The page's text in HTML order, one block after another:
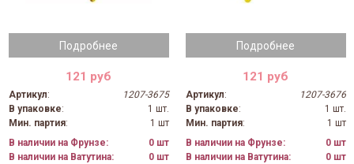
Подробнее
121 руб
Артикул:
1207-3675
В упаковке:
1 шт.
Мин. партия:
1 шт
В наличии на Фрунзе:
0 шт
В наличии на Ватутина:
0 шт
Подробнее
121 руб
Артикул:
1207-3676
В упаковке:
1 шт.
Мин. партия:
1 шт
В наличии на Фрунзе:
0 шт
В наличии на Ватутина:
0 шт